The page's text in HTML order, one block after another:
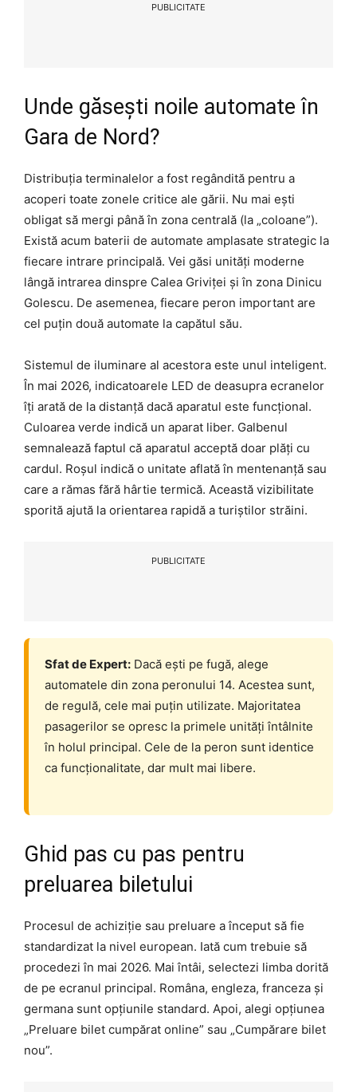
PUBLICITATE
Unde găsești noile automate în
Gara de Nord?
Distribuția terminalelor a fost regândită pentru a
acoperi toate zonele critice ale gării. Nu mai ești
obligat să mergi până în zona centrală (la „coloane”).
Există acum baterii de automate amplasate strategic la
fiecare intrare principală. Vei găsi unități moderne
lângă intrarea dinspre Calea Griviței și în zona Dinicu
Golescu. De asemenea, fiecare peron important are
cel puțin două automate la capătul său.
Sistemul de iluminare al acestora este unul inteligent.
În mai 2026, indicatoarele LED de deasupra ecranelor
îți arată de la distanță dacă aparatul este funcțional.
Culoarea verde indică un aparat liber. Galbenul
semnalează faptul că aparatul acceptă doar plăți cu
cardul. Roșul indică o unitate aflată în mentenanță sau
care a rămas fără hârtie termică. Această vizibilitate
sporită ajută la orientarea rapidă a turiștilor străini.
PUBLICITATE
Sfat de Expert: Dacă ești pe fugă, alege
automatele din zona peronului 14. Acestea sunt,
de regulă, cele mai puțin utilizate. Majoritatea
pasagerilor se opresc la primele unități întâlnite
în holul principal. Cele de la peron sunt identice
ca funcționalitate, dar mult mai libere.
Ghid pas cu pas pentru
preluarea biletului
Procesul de achiziție sau preluare a început să fie
standardizat la nivel european. Iată cum trebuie să
procedezi în mai 2026. Mai întâi, selectezi limba dorită
de pe ecranul principal. Româna, engleza, franceza și
germana sunt opțiunile standard. Apoi, alegi opțiunea
„Preluare bilet cumpărat online” sau „Cumpărare bilet
nou”.